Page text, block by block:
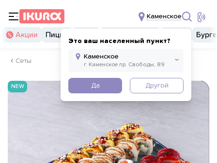
Каменское
Это ваш населенный пункт?
Да Другой
Акции Пицца
Сеты
NEW